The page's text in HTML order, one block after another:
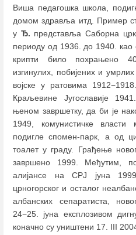
Виша педагошка школа,
домом здравља итд. Пример
у Ђ. представља Саборна
периоду од 1936. до 1940. као
крипти било похрањено
изгинулих, побијених и
војске у ратовима
Краљевине Југославије
њеном завршетку, да би је
1949, комунистичке власти
подигле спомен-парк, а од
тоалет у граду. Грађење
завршено 1999. Међутим,
алијансе на СРЈ јуна
црногорског и осталог
албанских сепаратиста,
24−25. јуна експлозивом
коначно су уништени 17. III